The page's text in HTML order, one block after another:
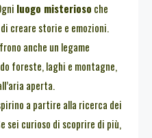
luogo misterioso che
creare storie e emozioni.
anche un legame
foreste, laghi e montagne,
aperta.
a partire alla ricerca dei
sei curioso di scoprire di più,